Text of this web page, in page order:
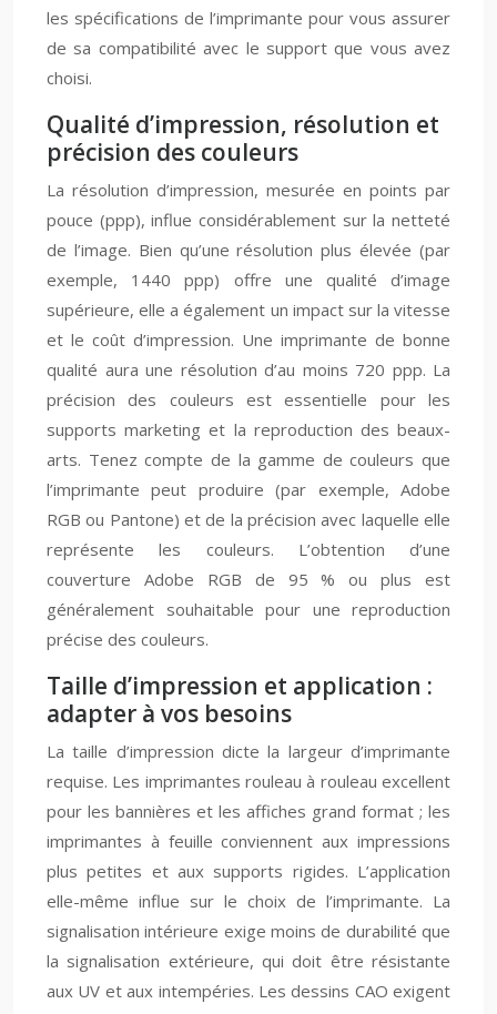
les spécifications de l’imprimante pour vous assurer
de sa compatibilité avec le support que vous avez
choisi.
Qualité d’impression, résolution et
précision des couleurs
La résolution d’impression, mesurée en points par
pouce (ppp), influe considérablement sur la netteté
de l’image. Bien qu’une résolution plus élevée (par
exemple, 1440 ppp) offre une qualité d’image
supérieure, elle a également un impact sur la vitesse
et le coût d’impression. Une imprimante de bonne
qualité aura une résolution d’au moins 720 ppp. La
précision des couleurs est essentielle pour les
supports marketing et la reproduction des beaux-
arts. Tenez compte de la gamme de couleurs que
l’imprimante peut produire (par exemple, Adobe
RGB ou Pantone) et de la précision avec laquelle elle
représente les couleurs. L’obtention d’une
couverture Adobe RGB de 95 % ou plus est
généralement souhaitable pour une reproduction
précise des couleurs.
Taille d’impression et application :
adapter à vos besoins
La taille d’impression dicte la largeur d’imprimante
requise. Les imprimantes rouleau à rouleau excellent
pour les bannières et les affiches grand format ; les
imprimantes à feuille conviennent aux impressions
plus petites et aux supports rigides. L’application
elle-même influe sur le choix de l’imprimante. La
signalisation intérieure exige moins de durabilité que
la signalisation extérieure, qui doit être résistante
aux UV et aux intempéries. Les dessins CAO exigent